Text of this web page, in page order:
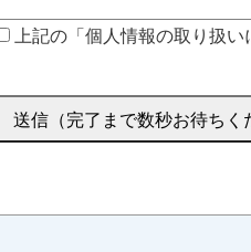
連絡先：TEL 03-6257-1740
３．個人情報の利用目的
上記の「個人情報の取り扱